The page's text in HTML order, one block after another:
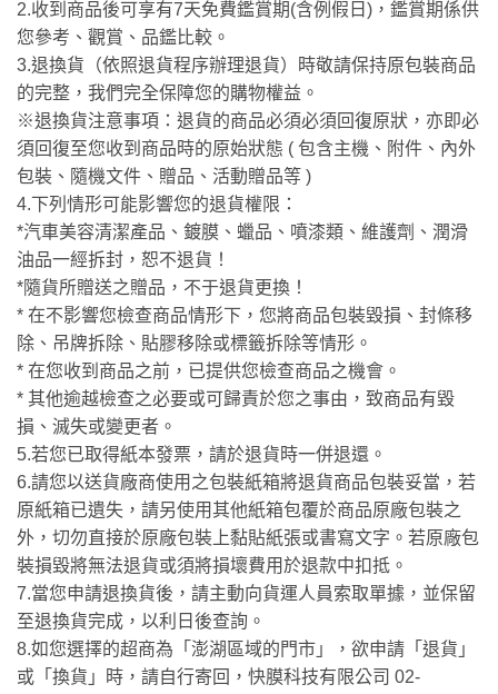
2.收到商品後可享有7天免費鑑賞期(含例假日)，鑑賞期係供
您參考、觀賞、品鑑比較。
3.退換貨（依照退貨程序辦理退貨）時敬請保持原包裝商品
的完整，我們完全保障您的購物權益。
※退換貨注意事項：退貨的商品必須必須回復原狀，亦即必
須回復至您收到商品時的原始狀態 ( 包含主機、附件、內外
包裝、隨機文件、贈品、活動贈品等 )
4.下列情形可能影響您的退貨權限：
*汽車美容清潔產品、鍍膜、蠟品、噴漆類、維護劑、潤滑
油品一經拆封，恕不退貨！
*隨貨所贈送之贈品，不于退貨更換！
* 在不影響您檢查商品情形下，您將商品包裝毀損、封條移
除、吊牌拆除、貼膠移除或標籤拆除等情形。
* 在您收到商品之前，已提供您檢查商品之機會。
* 其他逾越檢查之必要或可歸責於您之事由，致商品有毀
損、滅失或變更者。
5.若您已取得紙本發票，請於退貨時一併退還。
6.請您以送貨廠商使用之包裝紙箱將退貨商品包裝妥當，若
原紙箱已遺失，請另使用其他紙箱包覆於商品原廠包裝之
外，切勿直接於原廠包裝上黏貼紙張或書寫文字。若原廠包
裝損毀將無法退貨或須將損壞費用於退款中扣抵。
7.當您申請退換貨後，請主動向貨運人員索取單據，並保留
至退換貨完成，以利日後查詢。
8.如您選擇的超商為「澎湖區域的門市」，欲申請「退貨」
或「換貨」時，請自行寄回，快膜科技有限公司 02-